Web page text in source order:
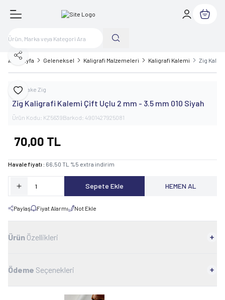
Sepetim
Ana Sayfa Geleneksel Kaligrafi Malzemeleri Kaligrafi Kalemi Zig
Favoriye Ekle
Paylaş
Kuretake Zig
Zig Kaligrafi Kalemi Çift Uçlu 2 mm - 3.5 mm 010 Siyah
Ürün Kodu: KZ5639Barkod: 4901427925081
70,00 TL
Havale fiyatı : 66,50 TL %5 extra indirim
Sepete Ekle HEMEN AL
Paylaş Fiyat Alarmı Not Ekle
Ürün Özellikleri
Ödeme Seçenekleri